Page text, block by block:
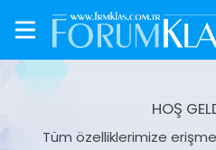
HOŞ
Tüm özelliklerimize